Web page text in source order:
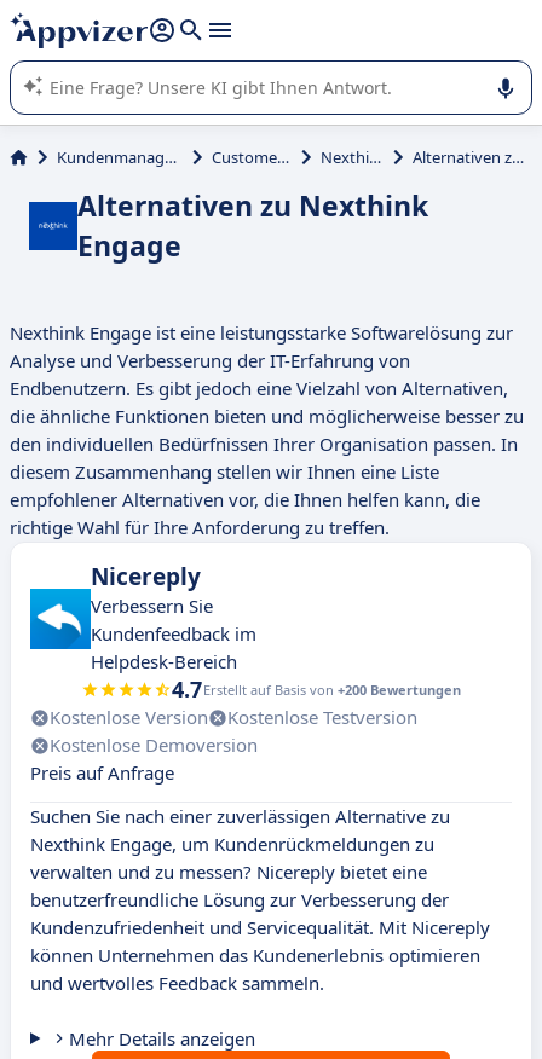
beantworten (mehrere Zeilen mit
Die KI von Appvizer führt Sie bei der Nutzung oder Auswahl
von SaaS-Software in Unternehmen.
Kundenmanagement und Vertrieb Customer Satisfaction Nexthink Engage Alternativen zu Nexthink Engage
Alternativen zu Nexthink
Engage
Nexthink Engage ist eine leistungsstarke Softwarelösung zur
Analyse und Verbesserung der IT-Erfahrung von
Endbenutzern. Es gibt jedoch eine Vielzahl von Alternativen,
die ähnliche Funktionen bieten und möglicherweise besser zu
den individuellen Bedürfnissen Ihrer Organisation passen. In
diesem Zusammenhang stellen wir Ihnen eine Liste
empfohlener Alternativen vor, die Ihnen helfen kann, die
richtige Wahl für Ihre Anforderung zu treffen.
Nicereply
Verbessern Sie
Kundenfeedback im
Helpdesk-Bereich
4.7Erstellt auf Basis von +200 Bewertungen
Kostenlose Version
Kostenlose Testversion
Kostenlose Demoversion
Preis auf Anfrage
Suchen Sie nach einer zuverlässigen Alternative zu
Nexthink Engage, um Kundenrückmeldungen zu
verwalten und zu messen? Nicereply bietet eine
benutzerfreundliche Lösung zur Verbesserung der
Kundenzufriedenheit und Servicequalität. Mit Nicereply
können Unternehmen das Kundenerlebnis optimieren
und wertvolles Feedback sammeln.
Mehr Details anzeigen